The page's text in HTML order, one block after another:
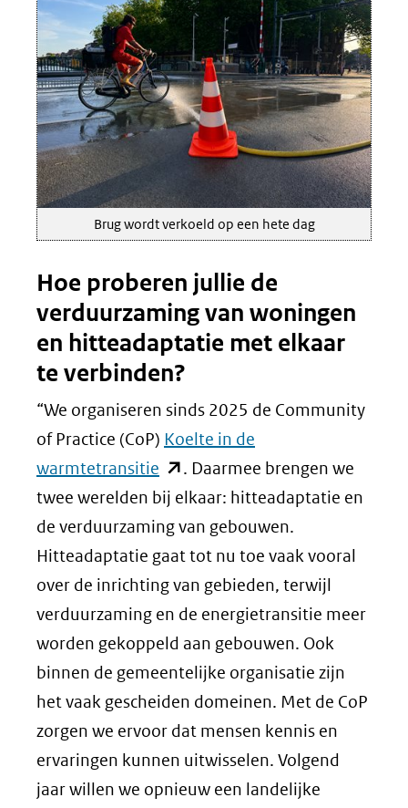
Brug wordt verkoeld op een hete dag
Hoe proberen jullie de
verduurzaming van woningen
en hitteadaptatie met elkaar
te verbinden?
“We organiseren sinds 2025 de Community
of Practice (CoP) Koelte in de
warmtetransitie (opent
in
nieuw
venster)
(verwijst
naar
een
andere
website)
. Daarmee brengen we
twee werelden bij elkaar: hitteadaptatie en
de verduurzaming van gebouwen.
Hitteadaptatie gaat tot nu toe vaak vooral
over de inrichting van gebieden, terwijl
verduurzaming en de energietransitie meer
worden gekoppeld aan gebouwen. Ook
binnen de gemeentelijke organisatie zijn
het vaak gescheiden domeinen. Met de CoP
zorgen we ervoor dat mensen kennis en
ervaringen kunnen uitwisselen. Volgend
jaar willen we opnieuw een landelijke